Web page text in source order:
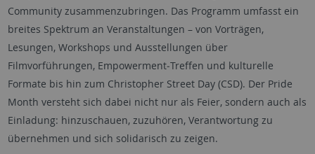
Community zusammenzubringen. Das Programm umfasst ein
breites Spektrum an Veranstaltungen – von Vorträgen,
Lesungen, Workshops und Ausstellungen über
Filmvorführungen, Empowerment‑Treffen und kulturelle
Formate bis hin zum Christopher Street Day (CSD). Der Pride
Month versteht sich dabei nicht nur als Feier, sondern auch als
Einladung: hinzuschauen, zuzuhören, Verantwortung zu
übernehmen und sich solidarisch zu zeigen.